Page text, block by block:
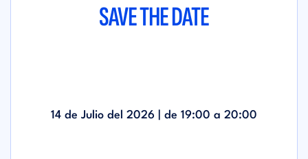
SAVE THE DATE
14 de Julio del 2026 | de 19:00 a 20:00